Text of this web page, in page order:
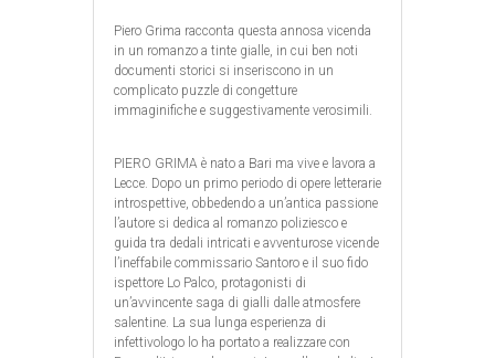
Piero Grima racconta questa annosa vicenda
in un romanzo a tinte gialle, in cui ben noti
documenti storici si inseriscono in un
complicato puzzle di congetture
immaginifiche e suggestivamente verosimili.
PIERO GRIMA è nato a Bari ma vive e lavora a
Lecce. Dopo un primo periodo di opere letterarie
introspettive, obbedendo a un’antica passione
l’autore si dedica al romanzo poliziesco e
guida tra dedali intricati e avventurose vicende
l’ineffabile commissario Santoro e il suo fido
ispettore Lo Palco, protagonisti di
un’avvincente saga di gialli dalle atmosfere
salentine. La sua lunga esperienza di
infettivologo lo ha portato a realizzare con